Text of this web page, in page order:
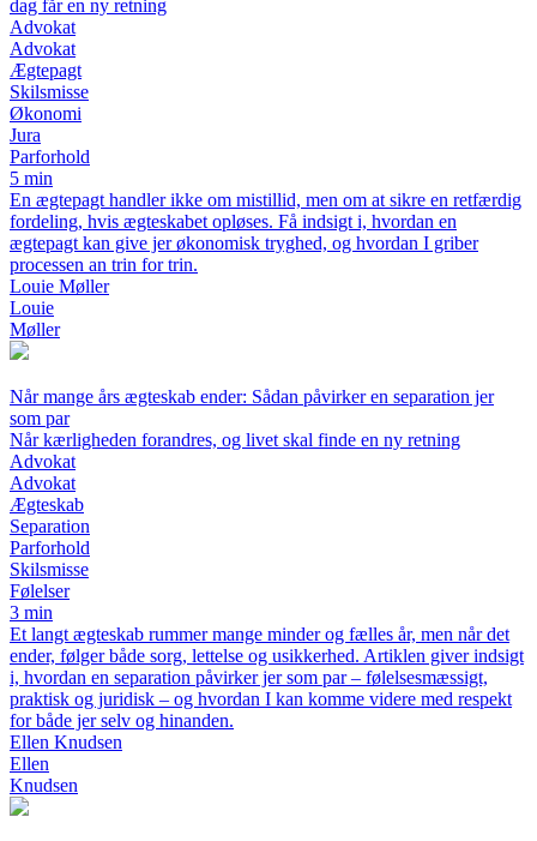
dag får en ny retning
Advokat
Advokat
Ægtepagt
Skilsmisse
Økonomi
Jura
Parforhold
5 min
En ægtepagt handler ikke om mistillid, men om at sikre en retfærdig
fordeling, hvis ægteskabet opløses. Få indsigt i, hvordan en
ægtepagt kan give jer økonomisk tryghed, og hvordan I griber
processen an trin for trin.
Louie Møller
Louie
Møller
Når mange års ægteskab ender: Sådan påvirker en separation jer
som par
Når kærligheden forandres, og livet skal finde en ny retning
Advokat
Advokat
Ægteskab
Separation
Parforhold
Skilsmisse
Følelser
3 min
Et langt ægteskab rummer mange minder og fælles år, men når det
ender, følger både sorg, lettelse og usikkerhed. Artiklen giver indsigt
i, hvordan en separation påvirker jer som par – følelsesmæssigt,
praktisk og juridisk – og hvordan I kan komme videre med respekt
for både jer selv og hinanden.
Ellen Knudsen
Ellen
Knudsen